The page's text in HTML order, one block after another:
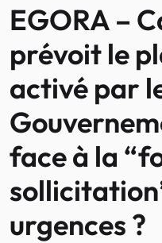
EGORA –
prévoit le
activé par
face à la
urgences ?